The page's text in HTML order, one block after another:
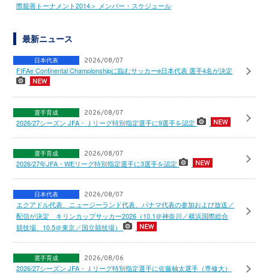
際親善トーナメント2014＞ メンバー・スケジュール
最新ニュース
日本代表 2026/08/07
FIFAe Continental Championshipに臨むサッカーe日本代表 選手4名が決定
選手育成 2026/08/07
2026/27シーズン JFA・Ｊリーグ特別指定選手に9選手を認定
選手育成 2026/08/07
2026/27年JFA・WEリーグ特別指定選手に3選手を認定
日本代表 2026/08/07
エクアドル代表、ニュージーランド代表、パナマ代表の参加および放送／
配信が決定 キリンカップサッカー2026（10.1＠神奈川／横浜国際総合
競技場、10.5＠東京／国立競技場）
選手育成 2026/08/06
2026/27シーズン JFA・Ｊリーグ特別指定選手に佐藤柚太選手（専修大）